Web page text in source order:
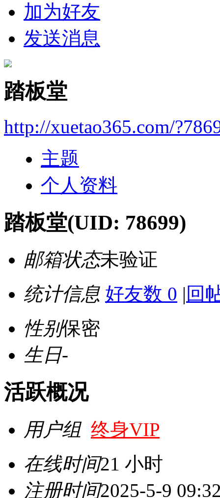
加为好友
发送消息
踏板堂
http://xuetao365.com/
主题
个人资料
踏板堂(UID: 78699)
邮箱状态未验证
统计信息 好友数 0 | 回
性别保密
生日-
活跃概况
用户组 终身VIP
在线时间21 小时
注册时间2025-5-9